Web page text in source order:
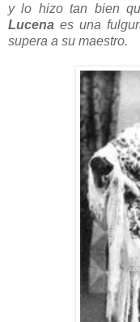
y lo hizo tan bien
Lucena es una
supera a su maestro.